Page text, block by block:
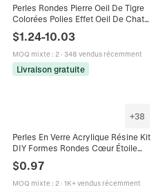
Perles Rondes Pierre Oeil De Tigre
Colorées Polies Effet Oeil De Chat
Pour Fabrication Bijoux DIY
Bracelets Colliers
$1.24-10.03
MOQ mixte: 2· 348 vendus récemment
Livraison gratuite
+38
Perles En Verre Acrylique Résine Kit
DIY Formes Rondes Cœur Étoile
Pour Création De Bijoux Bracelet
Artisanat Coloré
$0.97
MOQ mixte: 2· 1K+ vendus récemment